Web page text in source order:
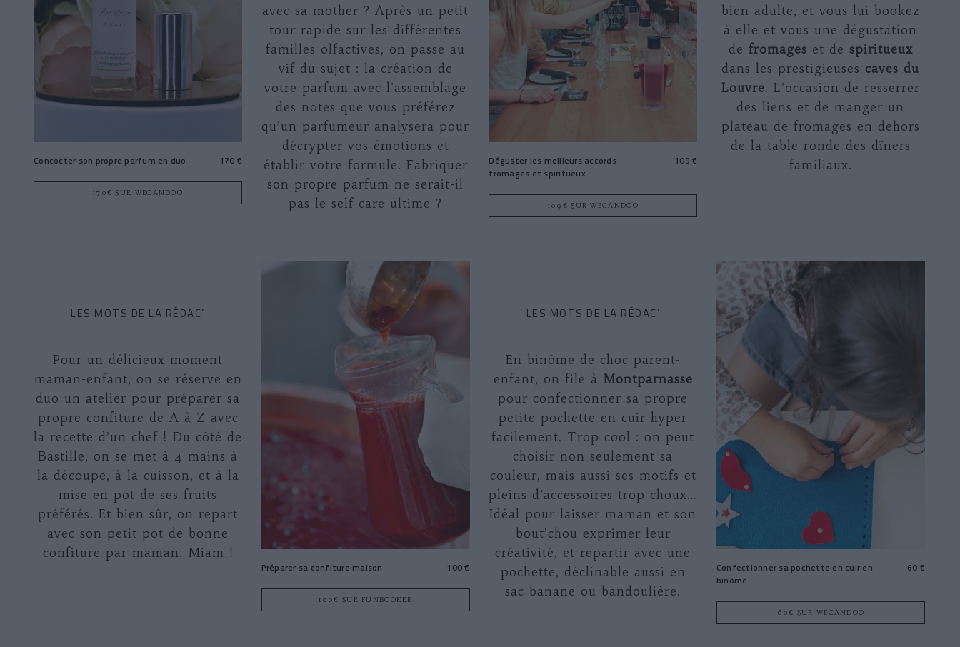
Concocter son propre parfum en duo 170 €
170€ SUR WECANDOO
avec sa mother ? Après un petit
tour rapide sur les différentes
familles olfactives, on passe au
vif du sujet : la création de
votre parfum avec l'assemblage
des notes que vous préférez
qu’un parfumeur analysera pour
décrypter vos émotions et
établir votre formule. Fabriquer
son propre parfum ne serait-il
pas le self-care ultime ?
Déguster les meilleurs accords
fromages et spiritueux
109 €
109€ SUR WECANDOO
bien adulte, et vous lui bookez
à elle et vous une dégustation
de fromages et de spiritueux
dans les prestigieuses caves du
Louvre. L’occasion de resserrer
des liens et de manger un
plateau de fromages en dehors
de la table ronde des dîners
familiaux.
LES MOTS DE LA RÉDAC’
Pour un délicieux moment
maman-enfant, on se réserve en
duo un atelier pour préparer sa
propre confiture de A à Z avec
la recette d’un chef ! Du côté de
Bastille, on se met à 4 mains à
la découpe, à la cuisson, et à la
mise en pot de ses fruits
préférés. Et bien sûr, on repart
avec son petit pot de bonne
confiture par maman. Miam !
Préparer sa confiture maison 100 €
100€ SUR FUNBOOKER
LES MOTS DE LA RÉDAC’
En binôme de choc parent-
enfant, on file à Montparnasse
pour confectionner sa propre
petite pochette en cuir hyper
facilement. Trop cool : on peut
choisir non seulement sa
couleur, mais aussi ses motifs et
pleins d’accessoires trop choux…
Idéal pour laisser maman et son
bout’chou exprimer leur
créativité, et repartir avec une
pochette, déclinable aussi en
sac banane ou bandoulière.
Confectionner sa pochette en cuir en
binôme
60 €
60€ SUR WECANDOO